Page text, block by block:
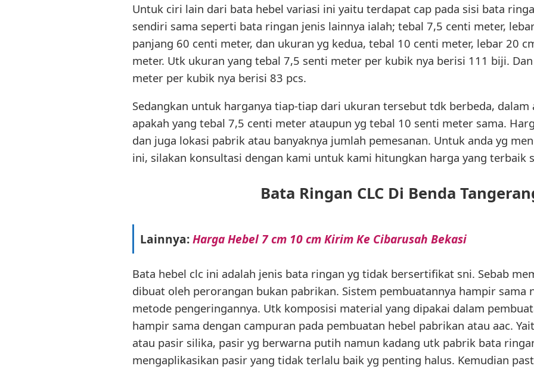
Untuk ciri lain dari bata hebel variasi ini yaitu terdapat cap pada sisi bata
sendiri sama seperti bata ringan jenis lainnya ialah; tebal 7,5 centi meter,
panjang 60 centi meter, dan ukuran yg kedua, tebal 10 centi meter, lebar 20
meter. Utk ukuran yang tebal 7,5 senti meter per kubik nya berisi 111 biji.
meter per kubik nya berisi 83 pcs.
Sedangkan untuk harganya tiap-tiap dari ukuran tersebut tdk berbeda,
apakah yang tebal 7,5 centi meter ataupun yg tebal 10 senti meter sama.
dan juga lokasi pabrik atau banyaknya jumlah pemesanan. Untuk anda yg
ini, silakan konsultasi dengan kami untuk kami hitungkan harga yang terbaik
Bata Ringan CLC Di Benda
Lainnya:Harga Hebel 7 cm 10 cm Kirim Ke Cibarusah Bekasi
Bata hebel clc ini adalah jenis bata ringan yg tidak bersertifikat sni. Sebab
dibuat oleh perorangan bukan pabrikan. Sistem pembuatannya hampir sama
metode pengeringannya. Utk komposisi material yang dipakai dalam
hampir sama dengan campuran pada pembuatan hebel pabrikan atau aac.
atau pasir silika, pasir yg berwarna putih namun kadang utk pabrik bata
mengaplikasikan pasir yang tidak terlalu baik yg penting halus. Kemudian